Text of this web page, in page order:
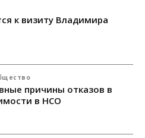
к визиту Владимира
причины отказов в
в НСО